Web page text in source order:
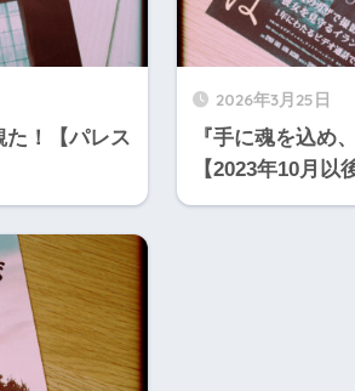
た！【パレス
2026年3月25日
『手に魂を込め
【2023年10月以